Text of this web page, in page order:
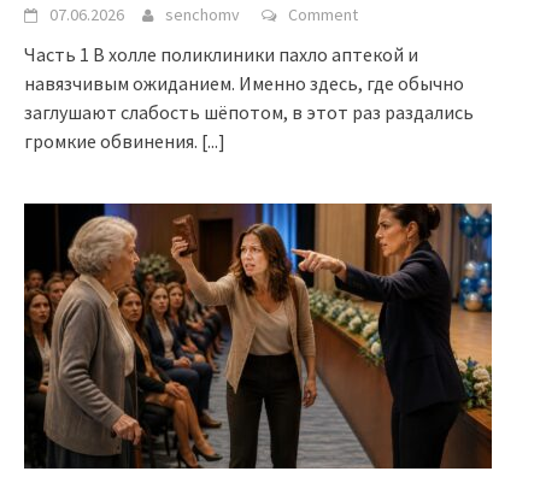
07.06.2026 senchomv Comment
Часть 1 В холле поликлиники пахло аптекой и
навязчивым ожиданием. Именно здесь, где обычно
заглушают слабость шёпотом, в этот раз раздались
громкие обвинения. [...]